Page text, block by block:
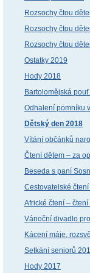
Rozsochy čtou
Rozsochy čtou
Rozsochy čtou
Ostatky 2019
Hody 2018
Bartolomějská
Odhalení pomníku
Dětský den 2018
Vítání občánků
Čtení dětem – za
Beseda s paní
Cestovatelské
Africké čtení –
Vánoční divadlo
Kácení máje,
Setkání seniorů
Hody 2017